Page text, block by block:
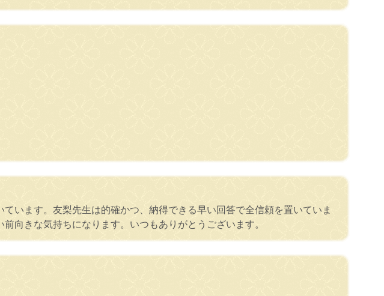
います。友梨先生は的確かつ、納得できる早い回答で全信頼を置いていま
向きな気持ちになります。いつもありがとうございます。